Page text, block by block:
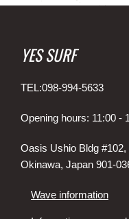
YES SURF
TEL:098-994-5633
Opening hours: 11:00 -
Oasis Ushio Bldg
Okinawa, Japan 901-
Wave information